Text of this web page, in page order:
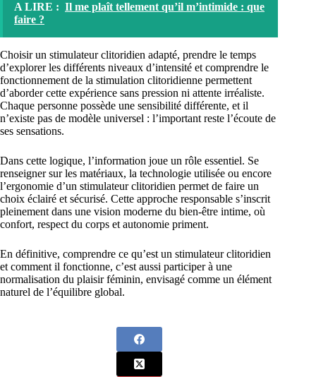
A LIRE : Il me plaît tellement qu’il m’intimide : que
faire ?
Choisir un stimulateur clitoridien adapté, prendre le temps
d’explorer les différents niveaux d’intensité et comprendre le
fonctionnement de la stimulation clitoridienne permettent
d’aborder cette expérience sans pression ni attente irréaliste.
Chaque personne possède une sensibilité différente, et il
n’existe pas de modèle universel : l’important reste l’écoute de
ses sensations.
Dans cette logique, l’information joue un rôle essentiel. Se
renseigner sur les matériaux, la technologie utilisée ou encore
l’ergonomie d’un stimulateur clitoridien permet de faire un
choix éclairé et sécurisé. Cette approche responsable s’inscrit
pleinement dans une vision moderne du bien-être intime, où
confort, respect du corps et autonomie priment.
En définitive, comprendre ce qu’est un stimulateur clitoridien
et comment il fonctionne, c’est aussi participer à une
normalisation du plaisir féminin, envisagé comme un élément
naturel de l’équilibre global.